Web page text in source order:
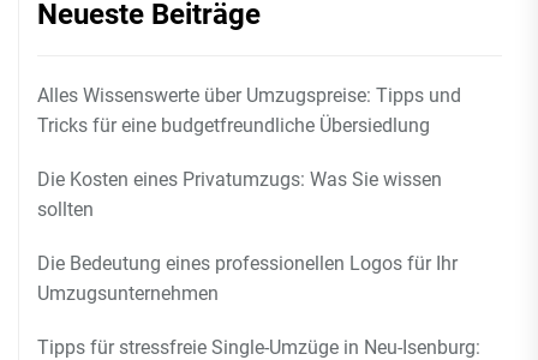
Neueste Beiträge
Alles Wissenswerte über Umzugspreise: Tipps und
Tricks für eine budgetfreundliche Übersiedlung
Die Kosten eines Privatumzugs: Was Sie wissen
sollten
Die Bedeutung eines professionellen Logos für Ihr
Umzugsunternehmen
Tipps für stressfreie Single-Umzüge in Neu-Isenburg: